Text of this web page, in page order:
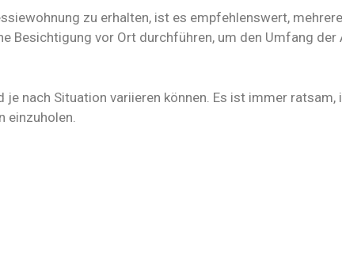
zu erhalten, ist es empfehlenswert,
Besichtigung vor Ort durchführen, um den Umfang der
nach Situation variieren können. Es ist immer ratsam,
einzuholen.